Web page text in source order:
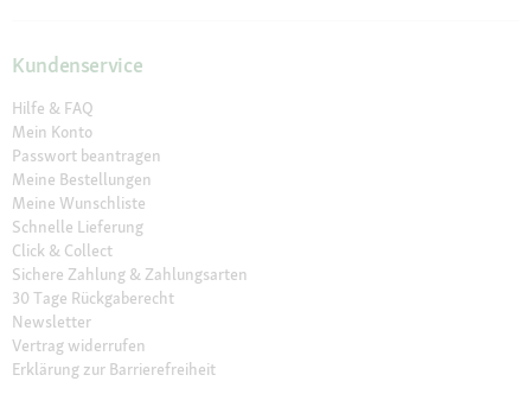
Kundenservice
Hilfe & FAQ
Mein Konto
Passwort beantragen
Meine Bestellungen
Meine Wunschliste
Schnelle Lieferung
Click & Collect
Sichere Zahlung & Zahlungsarten
30 Tage Rückgaberecht
Newsletter
Vertrag widerrufen
Erklärung zur Barrierefreiheit